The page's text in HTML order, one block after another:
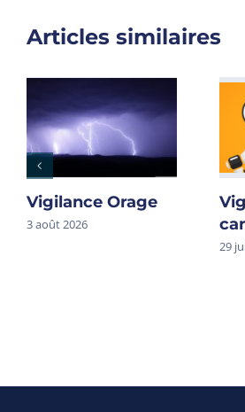
Articles similaires
Vigilance Orage
3 août 2026
29